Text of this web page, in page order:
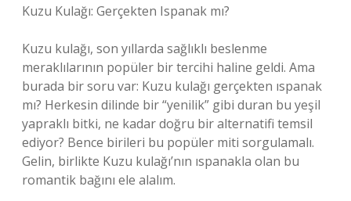
Kuzu Kulağı: Gerçekten Ispanak mı?
Kuzu kulağı, son yıllarda sağlıklı beslenme
meraklılarının popüler bir tercihi haline geldi. Ama
burada bir soru var: Kuzu kulağı gerçekten ıspanak
mı? Herkesin dilinde bir “yenilik” gibi duran bu yeşil
yapraklı bitki, ne kadar doğru bir alternatifi temsil
ediyor? Bence birileri bu popüler miti sorgulamalı.
Gelin, birlikte Kuzu kulağı’nın ıspanakla olan bu
romantik bağını ele alalım.